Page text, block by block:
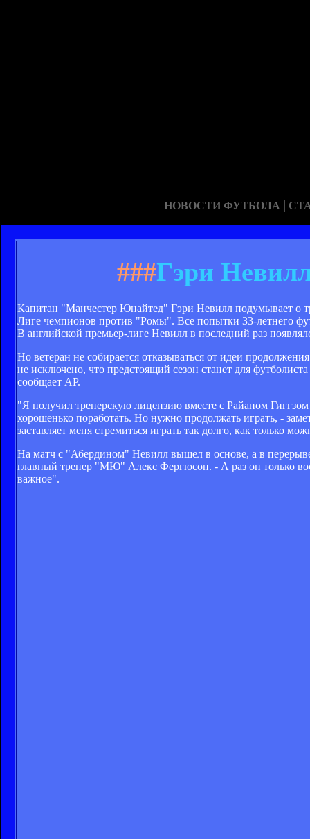
НОВОСТИ ФУТБОЛА |
###Гэри
Капитан "Манчестер Юнайтед" Гэри Невилл подумывает о
Лиге чемпионов против "Ромы". Все попытки 33-летнего
В английской премьер-лиге Невилл в последний раз
Но ветеран не собирается отказываться от идеи
не исключено, что предстоящий сезон станет для
сообщает АР.
"Я получил тренерскую лицензию вместе с Райаном
хорошенько поработать. Но нужно продолжать играть, -
заставляет меня стремиться играть так долго, как только
На матч с "Абердином" Невилл вышел в основе, а в
главный тренер "МЮ" Алекс Фергюсон. - А раз он только
важное".